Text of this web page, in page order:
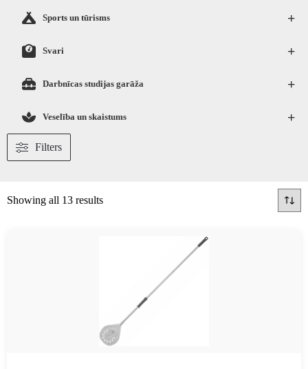
+
Sports un tūrisms
+
Svari
+
Darbnīcas studijas garāža
+
Veselība un skaistums
Filters
Showing all 13 results